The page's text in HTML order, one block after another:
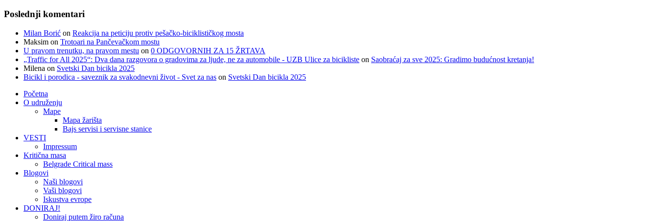
Poslednji komentari
Milan Borić on Reakcija na peticiju protiv pešačko-biciklističkog mosta
Maksim on Trotoari na Pančevačkom mostu
U pravom trenutku, na pravom mestu on 0 ODGOVORNIH ZA 15 ŽRTAVA
„Traffic for All 2025“: Dva dana razgovora o gradovima za ljude, ne za automobile - UZB Ulice za bicikliste on Saobraćaj za sve 2025: Gradimo budućnost kretanja!
Milena on Svetski Dan bicikla 2025
Bicikl i porodica - saveznik za svakodnevni život - Svet za nas on Svetski Dan bicikla 2025
Početna
O udruženju
Mape
Mapa žarišta
Bajs servisi i servisne stanice
VESTI
Impressum
Kritična masa
Belgrade Critical mass
Blogovi
Naši blogovi
Vaši blogovi
Iskustva evrope
DONIRAJ!
Doniraj putem žiro računa